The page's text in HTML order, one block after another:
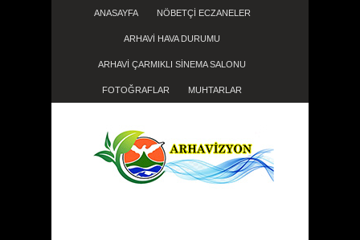
ANASAYFA NÖBETÇİ ECZANELER
ARHAVİ HAVA DURUMU
ARHAVİ ÇARMIKLI SİNEMA SALONU
FOTOĞRAFLAR MUHTARLAR